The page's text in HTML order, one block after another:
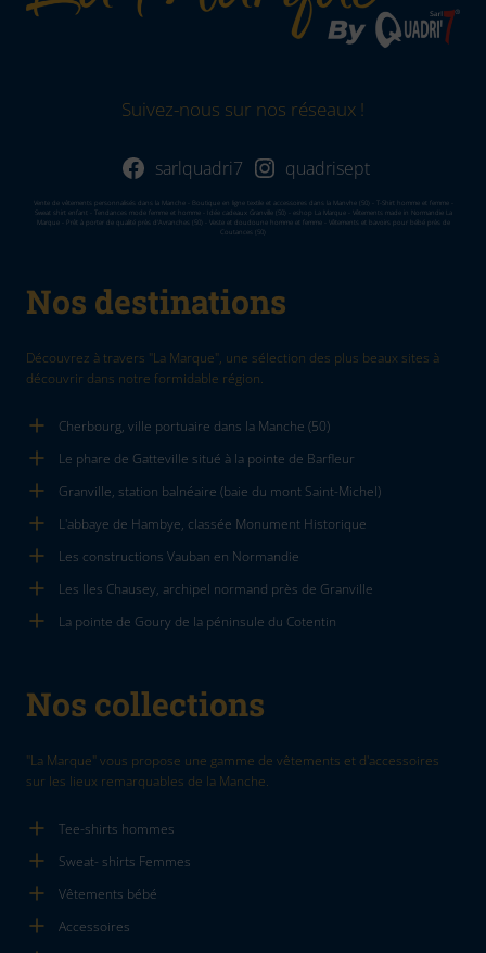
Suivez-nous sur nos réseaux !
sarlquadri7 quadrisept
Vente de vêtements personnalisés dans la Manche - Boutique en ligne textile et accessoires dans la Manvhe (50) - T-Shirt homme et femme -
Sweat shirt enfant - Tendances mode femme et homme - Idée cadeaux Granville (50) - eshop La Marque - Vêtements made in Normandie La
Marque - Prêt à porter de qualité près d'Avranches (50) - Veste et doudoune homme et femme - Vêtements et bavoirs pour bébé près de
Coutances (50)
Nos destinations
Découvrez à travers "La Marque", une sélection des plus beaux sites à
découvrir dans notre formidable région.
Cherbourg, ville portuaire dans la Manche (50)
Le phare de Gatteville situé à la pointe de Barfleur
Granville, station balnéaire (baie du mont Saint-Michel)
L'abbaye de Hambye, classée Monument Historique
Les constructions Vauban en Normandie
Les Iles Chausey, archipel normand près de Granville
La pointe de Goury de la péninsule du Cotentin
Nos collections
"La Marque" vous propose une gamme de vêtements et d'accessoires
sur les lieux remarquables de la Manche.
Tee-shirts hommes
Sweat- shirts Femmes
Vêtements bébé
Accessoires